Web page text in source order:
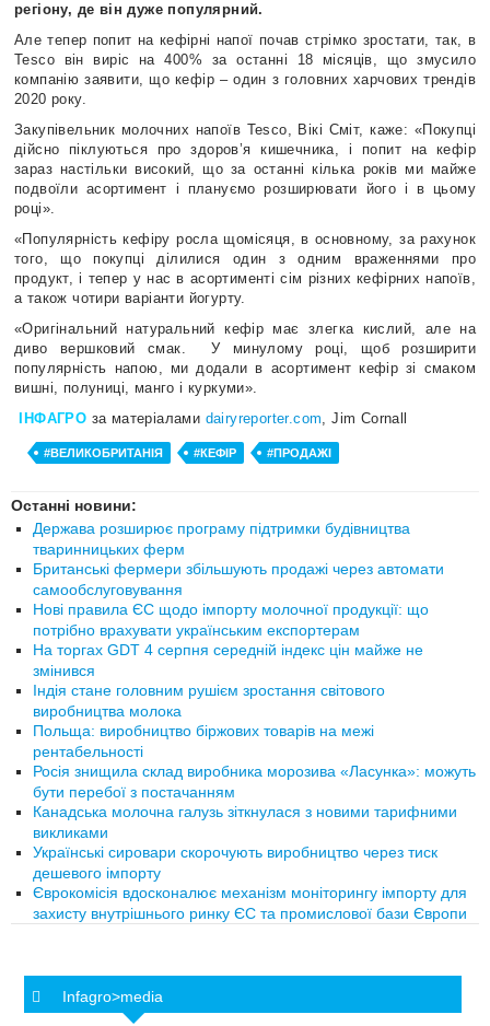
регіону, де він дуже популярний.
Але тепер попит на кефірні напої почав стрімко зростати, так, в
Tesco він виріс на 400% за останні 18 місяців, що змусило
компанію заявити, що кефір – один з головних харчових трендів
2020 року.
Закупівельник молочних напоїв Tesco, Вікі Сміт, каже: «Покупці
дійсно піклуються про здоров’я кишечника, і попит на кефір
зараз настільки високий, що за останні кілька років ми майже
подвоїли асортимент і плануємо розширювати його і в цьому
році».
«Популярність кефіру росла щомісяця, в основному, за рахунок
того, що покупці ділилися один з одним враженнями про
продукт, і тепер у нас в асортименті сім різних кефірних напоїв,
а також чотири варіанти йогурту.
«Оригінальний натуральний кефір має злегка кислий, але на
диво вершковий смак.
У минулому році, щоб розширити
популярність напою, ми додали в асортимент кефір зі смаком
вишні, полуниці, манго і куркуми».
ІНФАГРО за матеріалами dairyreporter.com, Jim Cornall
#ВЕЛИКОБРИТАНІЯ #КЕФІР #ПРОДАЖІ
Останні новини:
Держава розширює програму підтримки будівництва
тваринницьких ферм
Британські фермери збільшують продажі через автомати
самообслуговування
Нові правила ЄС щодо імпорту молочної продукції: що
потрібно врахувати українським експортерам
На торгах GDT 4 серпня середній індекс цін майже не
змінився
Індія стане головним рушієм зростання світового
виробництва молока
Польща: виробництво біржових товарів на межі
рентабельності
Росія знищила склад виробника морозива «Ласунка»: можуть
бути перебої з постачанням
Канадська молочна галузь зіткнулася з новими тарифними
викликами
Українські сировари скорочують виробництво через тиск
дешевого імпорту
Єврокомісія вдосконалює механізм моніторингу імпорту для
захисту внутрішнього ринку ЄС та промислової бази Європи
Infagro>media